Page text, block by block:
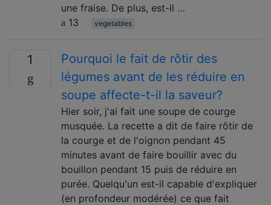
une fraise. De plus, est-il …
13
vegetables
1
Pourquoi le fait de rôtir des
légumes avant de les réduire en
soupe affecte-t-il la saveur?
Hier soir, j'ai fait une soupe de courge
musquée. La recette a dit de faire rôtir de
la courge et de l'oignon pendant 45
minutes avant de faire bouillir avec du
bouillon pendant 15 puis de réduire en
purée. Quelqu'un est-il capable d'expliquer
(en profondeur modérée) ce que fait